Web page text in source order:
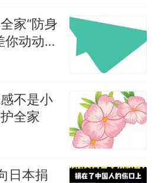
家“防身
你动动手
不是小
全家
日本捐